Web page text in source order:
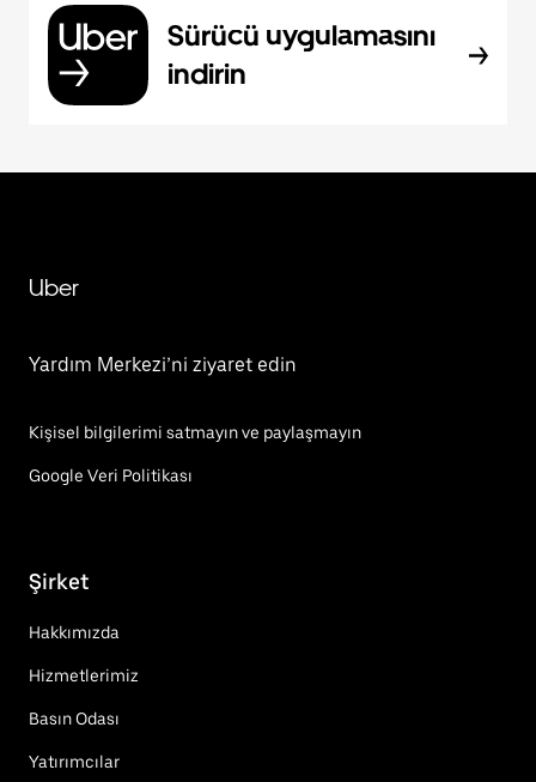
Sürücü uygulamasını
indirin
Uber
Yardım Merkezi’ni ziyaret edin
Kişisel bilgilerimi satmayın ve paylaşmayın
Google Veri Politikası
Şirket
Hakkımızda
Hizmetlerimiz
Basın Odası
Yatırımcılar